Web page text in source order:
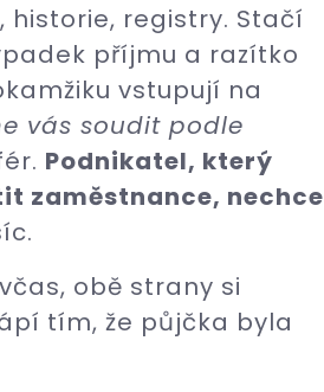
historie, registry. Stačí
příjmu a razítko
vstupují na
vás soudit podle
Podnikatel, který
zaměstnance, nechce
obě strany si
tím, že půjčka byla